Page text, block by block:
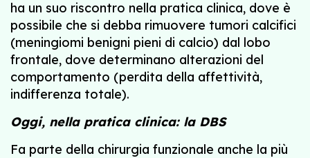
ha un suo riscontro nella pratica clinica, dove è
possibile che si debba rimuovere tumori calcifici
(meningiomi benigni pieni di calcio) dal lobo
frontale, dove determinano alterazioni del
comportamento (perdita della affettività,
indifferenza totale).
Oggi, nella pratica clinica: la DBS
Fa parte della chirurgia funzionale anche la più